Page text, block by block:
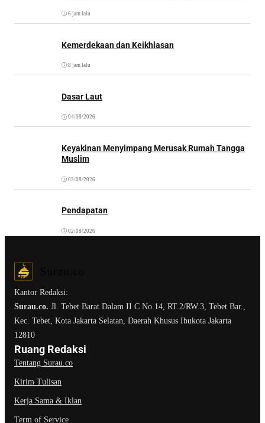
6 jam lalu
Kemerdekaan dan Keikhlasan
8 jam lalu
Dasar Laut
04/08/2026
Keyakinan Menyimpang Merusak Rumah Tangga
Muslim
03/08/2026
Pendapatan
02/08/2026
Kantor Redaksi:
Surau.co. Jl. Tebet Barat Dalam II C No.14, RT.2/RW.3, Tebet Bar.,
Kec. Tebet, Kota Jakarta Selatan, Daerah Khusus Ibukota Jakarta
12810
Ruang Redaksi
Tentang Surau.co
Kirim Tulisan
Kerja Sama & Iklan
Term of Service